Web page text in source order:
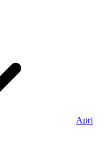
Apri